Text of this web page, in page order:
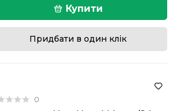
Купити
Придбати в один клік
0